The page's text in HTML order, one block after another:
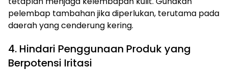
pelembap tambahan jika diperlukan, terutama pada
daerah yang cenderung kering.
4. Hindari Penggunaan Produk yang
Berpotensi Iritasi